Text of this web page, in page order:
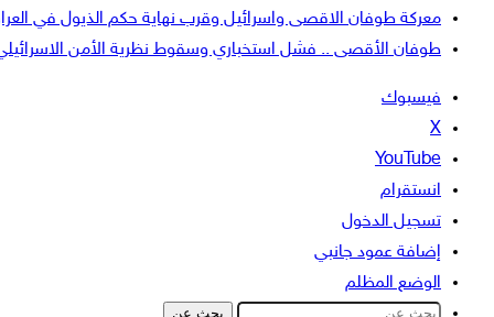
معركة طوفان الاقصى واسرائيل وقرب نهاية حكم الذيول في
طوفان الأقصى .. فشل استخباري وسقوط نظرية الأمن
فيسبوك
‫X
‫YouTube
انستقرام
تسجيل الدخول
إضافة عمود جانبي
الوضع المظلم
بحث عن